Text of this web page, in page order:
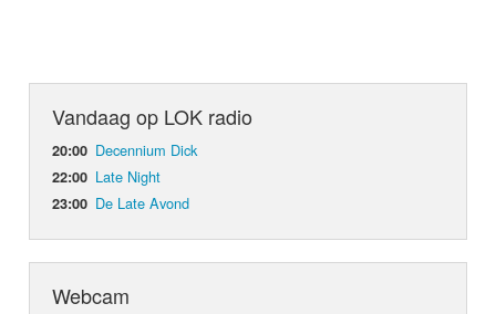
Vandaag op LOK radio
20:00 Decennium Dick
22:00 Late Night
23:00 De Late Avond
Webcam